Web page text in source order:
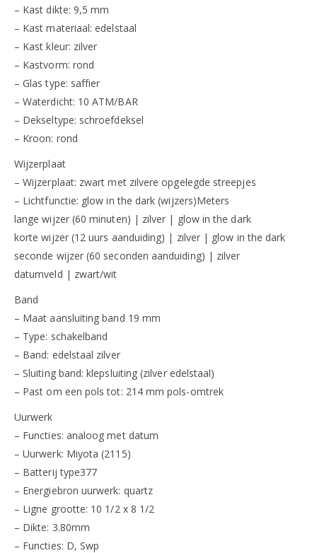
– Kast dikte: 9,5 mm
– Kast materiaal: edelstaal
– Kast kleur: zilver
– Kastvorm: rond
– Glas type: saffier
– Waterdicht: 10 ATM/BAR
– Dekseltype: schroefdeksel
– Kroon: rond
Wijzerplaat
– Wijzerplaat: zwart met zilvere opgelegde streepjes
– Lichtfunctie: glow in the dark (wijzers)Meters
lange wijzer (60 minuten) | zilver | glow in the dark
korte wijzer (12 uurs aanduiding) | zilver | glow in the dark
seconde wijzer (60 seconden aanduiding) | zilver
datumveld | zwart/wit
Band
– Maat aansluiting band 19 mm
– Type: schakelband
– Band: edelstaal zilver
– Sluiting band: klepsluiting (zilver edelstaal)
– Past om een pols tot: 214 mm pols-omtrek
Uurwerk
– Functies: analoog met datum
– Uurwerk: Miyota (2115)
– Batterij type377
– Energiebron uurwerk: quartz
– Ligne grootte: 10 1/2 x 8 1/2
– Dikte: 3.80mm
– Functies: D, Swp